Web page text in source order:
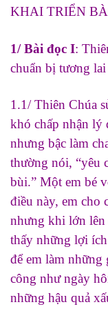
KHAI TRIỂN
1/ Bài đọc I:
chuẩn bị tương
1.1/ Thiên Chúa
khó chấp nhận lý
nhưng bậc làm
thường nói, “yêu
bùi.” Một em bé
điều này, em cho
nhưng khi lớn
thấy những lợi ích
để em làm những
công như ngày
những hậu quả